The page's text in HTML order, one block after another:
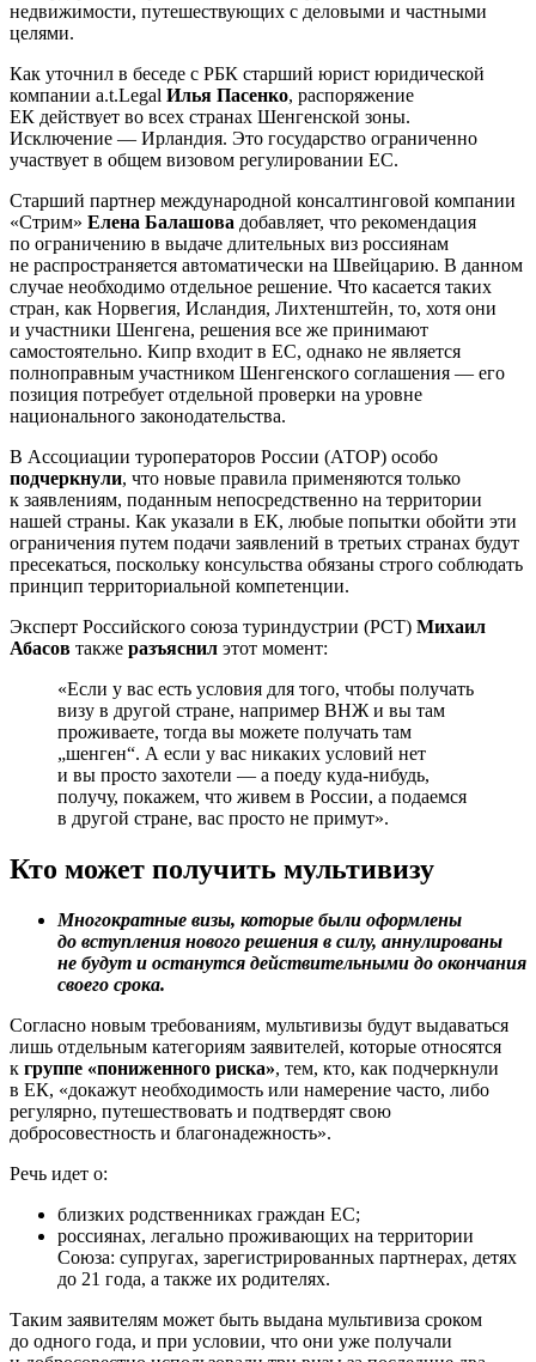
недвижимости, путешествующих с деловыми и частными
целями.
Как уточнил в беседе с РБК старший юрист юридической
компании a.t.Legal Илья Пасенко, распоряжение
ЕК действует во всех странах Шенгенской зоны.
Исключение — Ирландия. Это государство ограниченно
участвует в общем визовом регулировании ЕС.
Старший партнер международной консалтинговой компании
«Стрим» Елена Балашова добавляет, что рекомендация
по ограничению в выдаче длительных виз россиянам
не распространяется автоматически на Швейцарию. В данном
случае необходимо отдельное решение. Что касается таких
стран, как Норвегия, Исландия, Лихтенштейн, то, хотя они
и участники Шенгена, решения все же принимают
самостоятельно. Кипр входит в ЕС, однако не является
полноправным участником Шенгенского соглашения — его
позиция потребует отдельной проверки на уровне
национального законодательства.
В Ассоциации туроператоров России (АТОР) особо
подчеркнули, что новые правила применяются только
к заявлениям, поданным непосредственно на территории
нашей страны. Как указали в ЕК, любые попытки обойти эти
ограничения путем подачи заявлений в третьих странах будут
пресекаться, поскольку консульства обязаны строго соблюдать
принцип территориальной компетенции.
Эксперт Российского союза туриндустрии (РСТ) Михаил
Абасов также разъяснил этот момент:
«Если у вас есть условия для того, чтобы получать
визу в другой стране, например ВНЖ и вы там
проживаете, тогда вы можете получать там
„шенген“. А если у вас никаких условий нет
и вы просто захотели — а поеду куда-нибудь,
получу, покажем, что живем в России, а подаемся
в другой стране, вас просто не примут».
Кто может получить мультивизу
Многократные визы, которые были оформлены
до вступления нового решения в силу, аннулированы
не будут и останутся действительными до окончания
своего срока.
Согласно новым требованиям, мультивизы будут выдаваться
лишь отдельным категориям заявителей, которые относятся
к группе «пониженного риска», тем, кто, как подчеркнули
в ЕК, «докажут необходимость или намерение часто, либо
регулярно, путешествовать и подтвердят свою
добросовестность и благонадежность».
Речь идет о:
близких родственниках граждан ЕС;
россиянах, легально проживающих на территории
Союза: супругах, зарегистрированных партнерах, детях
до 21 года, а также их родителях.
Таким заявителям может быть выдана мультивиза сроком
до одного года, и при условии, что они уже получали